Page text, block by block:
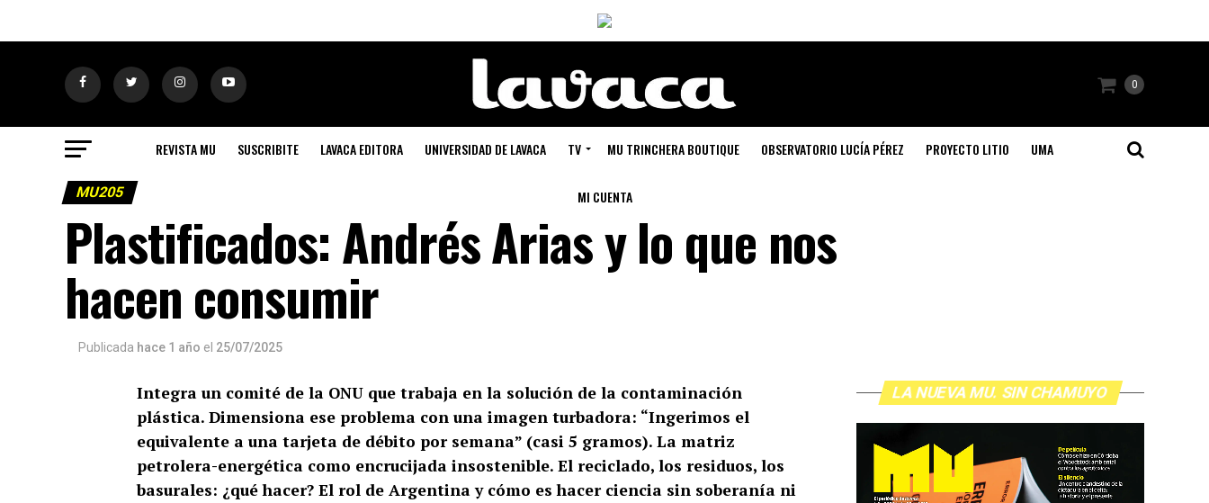
0
REVISTA MU SUSCRIBITE LAVACA EDITORA UNIVERSIDAD DE LAVACA TV MU TRINCHERA BOUTIQUE OBSERVATORIO LUCÍA PÉREZ PROYECTO LITIO UMA
MI CUENTA
MU205
Plastificados: Andrés Arias y lo que nos
hacen consumir
Publicada hace 1 año el 25/07/2025
Integra un comité de la ONU que trabaja en la solución de la contaminación
plástica. Dimensiona ese problema con una imagen turbadora: “Ingerimos el
equivalente a una tarjeta de débito por semana” (casi 5 gramos). La matriz
petrolera-energética como encrucijada insostenible. El reciclado, los residuos, los
basurales: ¿qué hacer? El rol de Argentina y cómo es hacer ciencia sin soberanía ni
LA NUEVA MU. SIN CHAMUYO